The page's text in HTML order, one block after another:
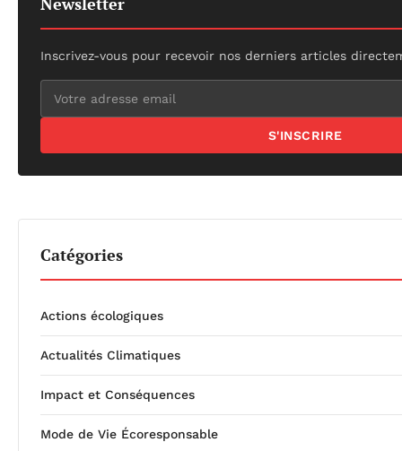
Inscrivez-vous pour recevoir nos derniers articles
S'INSCRIRE
Catégories
Actions écologiques
Actualités Climatiques
Impact et Conséquences
Mode de Vie Écoresponsable